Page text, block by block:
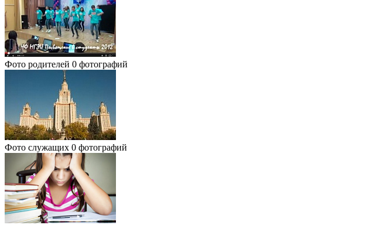
Фото родителей 0 фотографий
Фото служащих 0 фотографий